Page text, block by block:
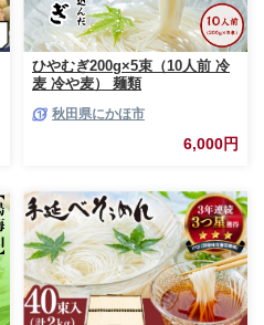
ひやむぎ200g×5束（10人前 冷
麦 冷や麦） 麺類
秋田県にかほ市
6,000円